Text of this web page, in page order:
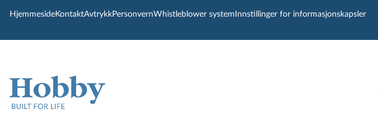
HjemmesideKontaktAvtrykkPersonvernWhistleblower system Innstillinger for informasjonskapsler